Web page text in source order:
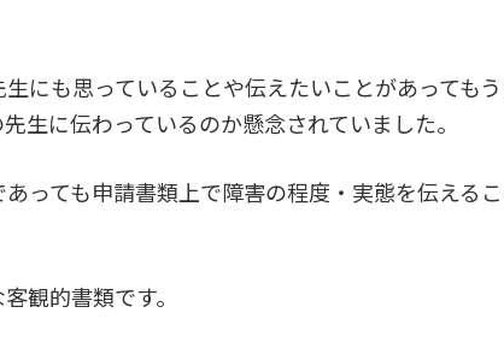
にも思っていることや伝えたいことがあっても
生に伝わっているのか懸念されていました。
っても申請書類上で障害の程度・実態を伝える
観的書類です。